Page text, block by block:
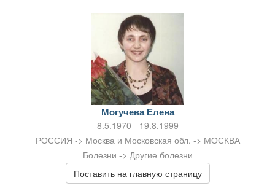
Могучева Елена
8.5.1970 - 19.8.1999
РОССИЯ -> Москва и Московская обл. -> МОСКВА
Болезни -> Другие болезни
Поставить на главную страницу